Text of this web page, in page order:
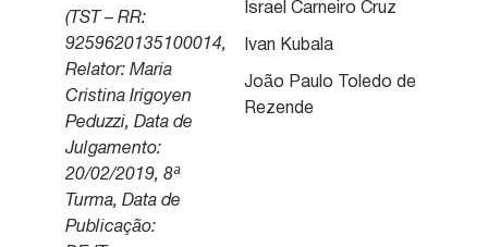
(TST – RR:
9259620135100014,
Relator: Maria
Cristina Irigoyen
Peduzzi, Data de
Julgamento:
20/02/2019, 8ª
Turma, Data de
Publicação:
Israel Carneiro Cruz
Ivan Kubala
João Paulo Toledo de
Rezende